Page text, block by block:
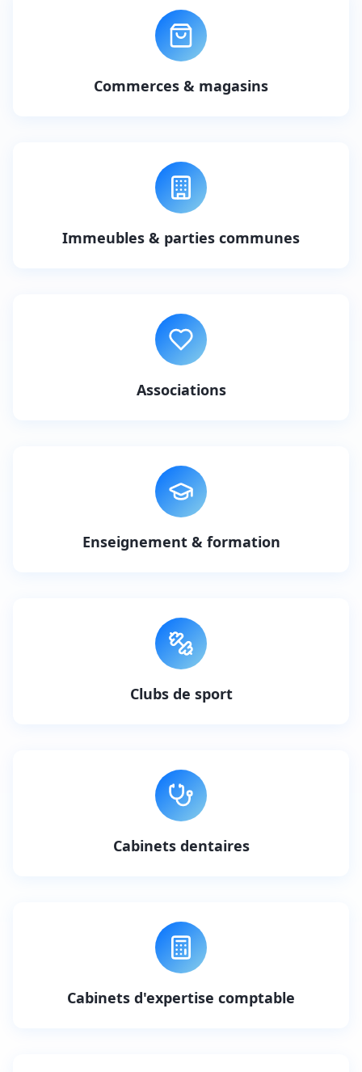
Commerces & magasins
Immeubles & parties communes
Associations
Enseignement & formation
Clubs de sport
Cabinets dentaires
Cabinets d'expertise comptable